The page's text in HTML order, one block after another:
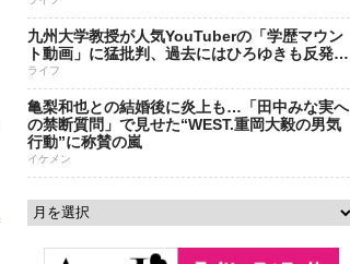
九州大学教授が人気YouTuberの「学歴マウン
ト動画」に猛批判、過去にはひろゆきも反発…
ライフ
亀梨和也との結婚後に炎上も…「田中みな実へ
の禁断質問」で見せた“WEST.重岡大毅の男気
行動”に称賛の嵐
イケメン